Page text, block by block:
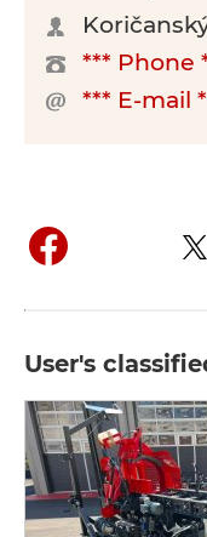
*** Phone
*** E-mail
User's